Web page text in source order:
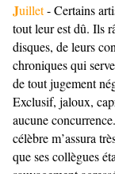
Juillet-Certains
tout leur est dû. Ils
disques, de leurs
chroniques qui
de tout jugement
Exclusif, jaloux,
aucune
célèbre m’assura
que ses collègues